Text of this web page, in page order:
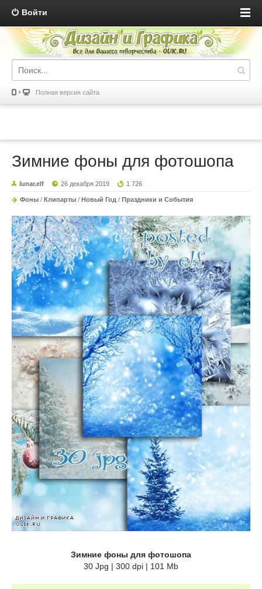
Войти
Полная версия сайта
Зимние фоны для фотошопа
lunar.elf 26 декабря 2019 1 726
Фоны / Клипарты / Новый Год / Праздники и События
Зимние фоны для фотошопа
30 Jpg | 300 dpi | 101 Mb